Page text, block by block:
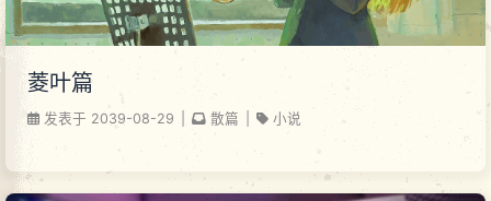
菱叶篇
发表于 2039-08-29 散篇 小说